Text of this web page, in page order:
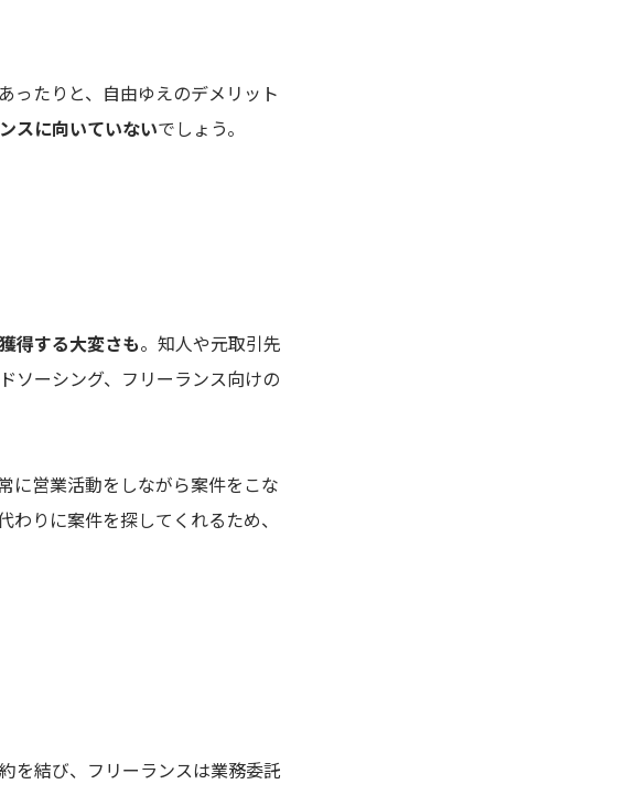
ったりと、自由ゆえのデメリット
スに向いていないでしょう。
得する大変さも。知人や元取引先
ソーシング、フリーランス向けの
に営業活動をしながら案件をこな
りに案件を探してくれるため、
を結び、フリーランスは業務委託